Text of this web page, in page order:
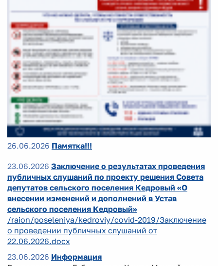
26.06.2026 Памятка!!!
23.06.2026 Заключение о результатах проведения
публичных слушаний по проекту решения Совета
депутатов сельского поселения Кедровый «О
внесении изменений и дополнений в Устав
сельского поселения Кедровый»
/raion/poseleniya/kedroviy/covid-2019/Заключение
о проведении публичных слушаний от
22.06.2026.docx
23.06.2026 Информация